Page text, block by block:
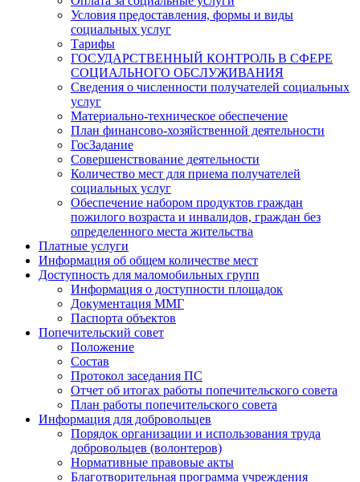
Условия предоставления, формы и виды
социальных услуг
Тарифы
ГОСУДАРСТВЕННЫЙ КОНТРОЛЬ В СФЕРЕ
СОЦИАЛЬНОГО ОБСЛУЖИВАНИЯ
Сведения о численности получателей социальных
услуг
Материально-техническое обеспечение
План финансово-хозяйственной деятельности
ГосЗадание
Совершенствование деятельности
Количество мест для приема получателей
социальных услуг
Обеспечение набором продуктов граждан
пожилого возраста и инвалидов, граждан без
определенного места жительства
Платные услуги
Информация об общем количестве мест
Доступность для маломобильных групп
Информация о доступности площадок
Документация ММГ
Паспорта объектов
Попечительский совет
Положение
Состав
Протокол заседания ПС
Отчет об итогах работы попечительского совета
План работы попечительского совета
Информация для добровольцев
Порядок организации и использования труда
добровольцев (волонтеров)
Нормативные правовые акты
Благотворительная программа учреждения